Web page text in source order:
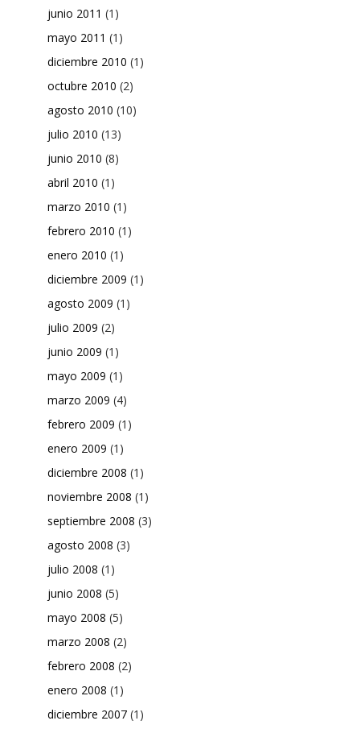
junio 2011 (1)
mayo 2011 (1)
diciembre 2010 (1)
octubre 2010 (2)
agosto 2010 (10)
julio 2010 (13)
junio 2010 (8)
abril 2010 (1)
marzo 2010 (1)
febrero 2010 (1)
enero 2010 (1)
diciembre 2009 (1)
agosto 2009 (1)
julio 2009 (2)
junio 2009 (1)
mayo 2009 (1)
marzo 2009 (4)
febrero 2009 (1)
enero 2009 (1)
diciembre 2008 (1)
noviembre 2008 (1)
septiembre 2008 (3)
agosto 2008 (3)
julio 2008 (1)
junio 2008 (5)
mayo 2008 (5)
marzo 2008 (2)
febrero 2008 (2)
enero 2008 (1)
diciembre 2007 (1)